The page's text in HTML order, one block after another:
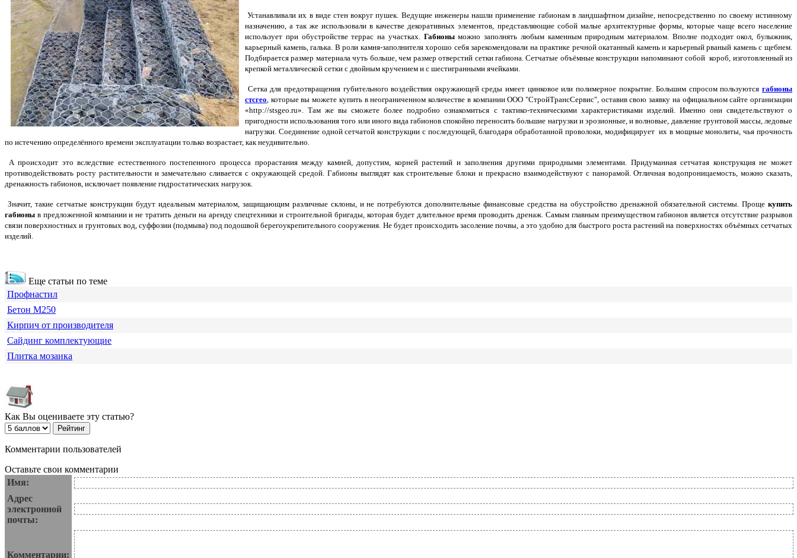
Устанавливали их в виде стен вокруг пушек. Ведущие инженеры нашли применение габионам в ландшафтном дизайне, непосредственно по своему истинному
назначению, а так же использовали в качестве декоративных элементов, представляющие собой малые архитектурные формы, которые чаще всего население
использует при обустройстве террас на участках. Габионыможно заполнять любым каменным природным материалом. Вполне подходит окол, булыжник,
карьерный камень, галька. В роли камня-заполнителя хорошо себя зарекомендовали на практике речной окатанный камень и карьерный рваный камень с щебнем.
Подбирается размер материала чуть больше, чем размер отверстий сетки габиона. Сетчатые объёмные конструкции напоминают собой короб, изготовленный из
крепкой металлической сетки с двойным кручением и с шестигранными ячейками.
Сетка для предотвращения губительного воздействия окружающей среды имеет цинковое или полимерное покрытие. Большим спросом пользуются габионы
стсгео , которые вы можете купить в неограниченном количестве в компании ООО "СтройТрансСервис", оставив свою заявку на официальном сайте организации
«http://stsgeo.ru». Там же вы сможете более подробно ознакомиться с тактико-техническими характеристиками изделий. Именно они свидетельствуют о
пригодности использования того или иного вида габионов спокойно переносить большие нагрузки и эрозионные, и волновые, давление грунтовой массы, ледовые
нагрузки. Соединение одной сетчатой конструкции с последующей, благодаря обработанной проволоки, модифицирует их в мощные монолиты, чья прочность
по истечению определённого времени эксплуатации только возрастает, как неудивительно.
А происходит это вследствие естественного постепенного процесса прорастания между камней, допустим, корней растений и заполнения другими природными элементами. Придуманная сетчатая конструкция не может
противодействовать росту растительности и замечательно сливается с окружающей средой. Габионы выглядят как строительные блоки и прекрасно взаимодействуют с панорамой. Отличная водопроницаемость, можно сказать,
дренажность габионов, исключает появление гидростатических нагрузок.
Значит, такие сетчатые конструкции будут идеальным материалом, защищающим различные склоны, и не потребуются дополнительные финансовые средства на обустройство дренажной обязательной системы. Проще купить
габионы в предложенной компании и не тратить деньги на аренду спецтехники и строительной бригады, которая будет длительное время проводить дренаж. Самым главным преимуществом габионов является отсутствие разрывов
связи поверхностных и грунтовых вод, суффозии (подмыва) под подошвой берегоукрепительного сооружения. Не будет происходить засоление почвы, а это удобно для быстрого роста растений на поверхностях объёмных сетчатых
изделий.
Еще статьи по теме
Профнастил
Бетон М250
Кирпич от производителя
Сайдинг комплектующие
Плитка мозаика
Как Вы оцениваете эту статью?
Комментарии пользователей
Оставьте свои комментарии
Имя:
Адрес
электронной
почты:
Комментарии: